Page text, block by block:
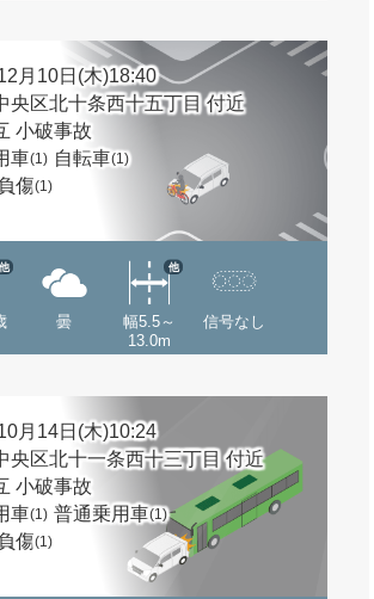
月10日(木)18:40
央区北十条西十五丁目 付近
小破事故
車(1) 自転車(1)
傷(1)
他
曇
幅5.5～
13.0m
他
信号なし
月14日(木)10:24
央区北十一条西十三丁目 付近
小破事故
車(1) 普通乗用車(1)
傷(1)